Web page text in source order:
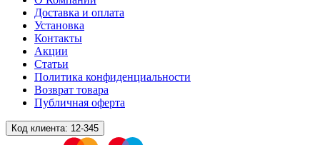
Доставка и оплата
Установка
Контакты
Акции
Статьи
Политика конфиденциальности
Возврат товара
Публичная оферта
Код клиента: 12-345